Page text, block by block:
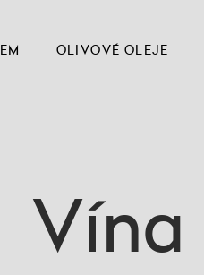
OLIVOVÉ OLEJE
Vína